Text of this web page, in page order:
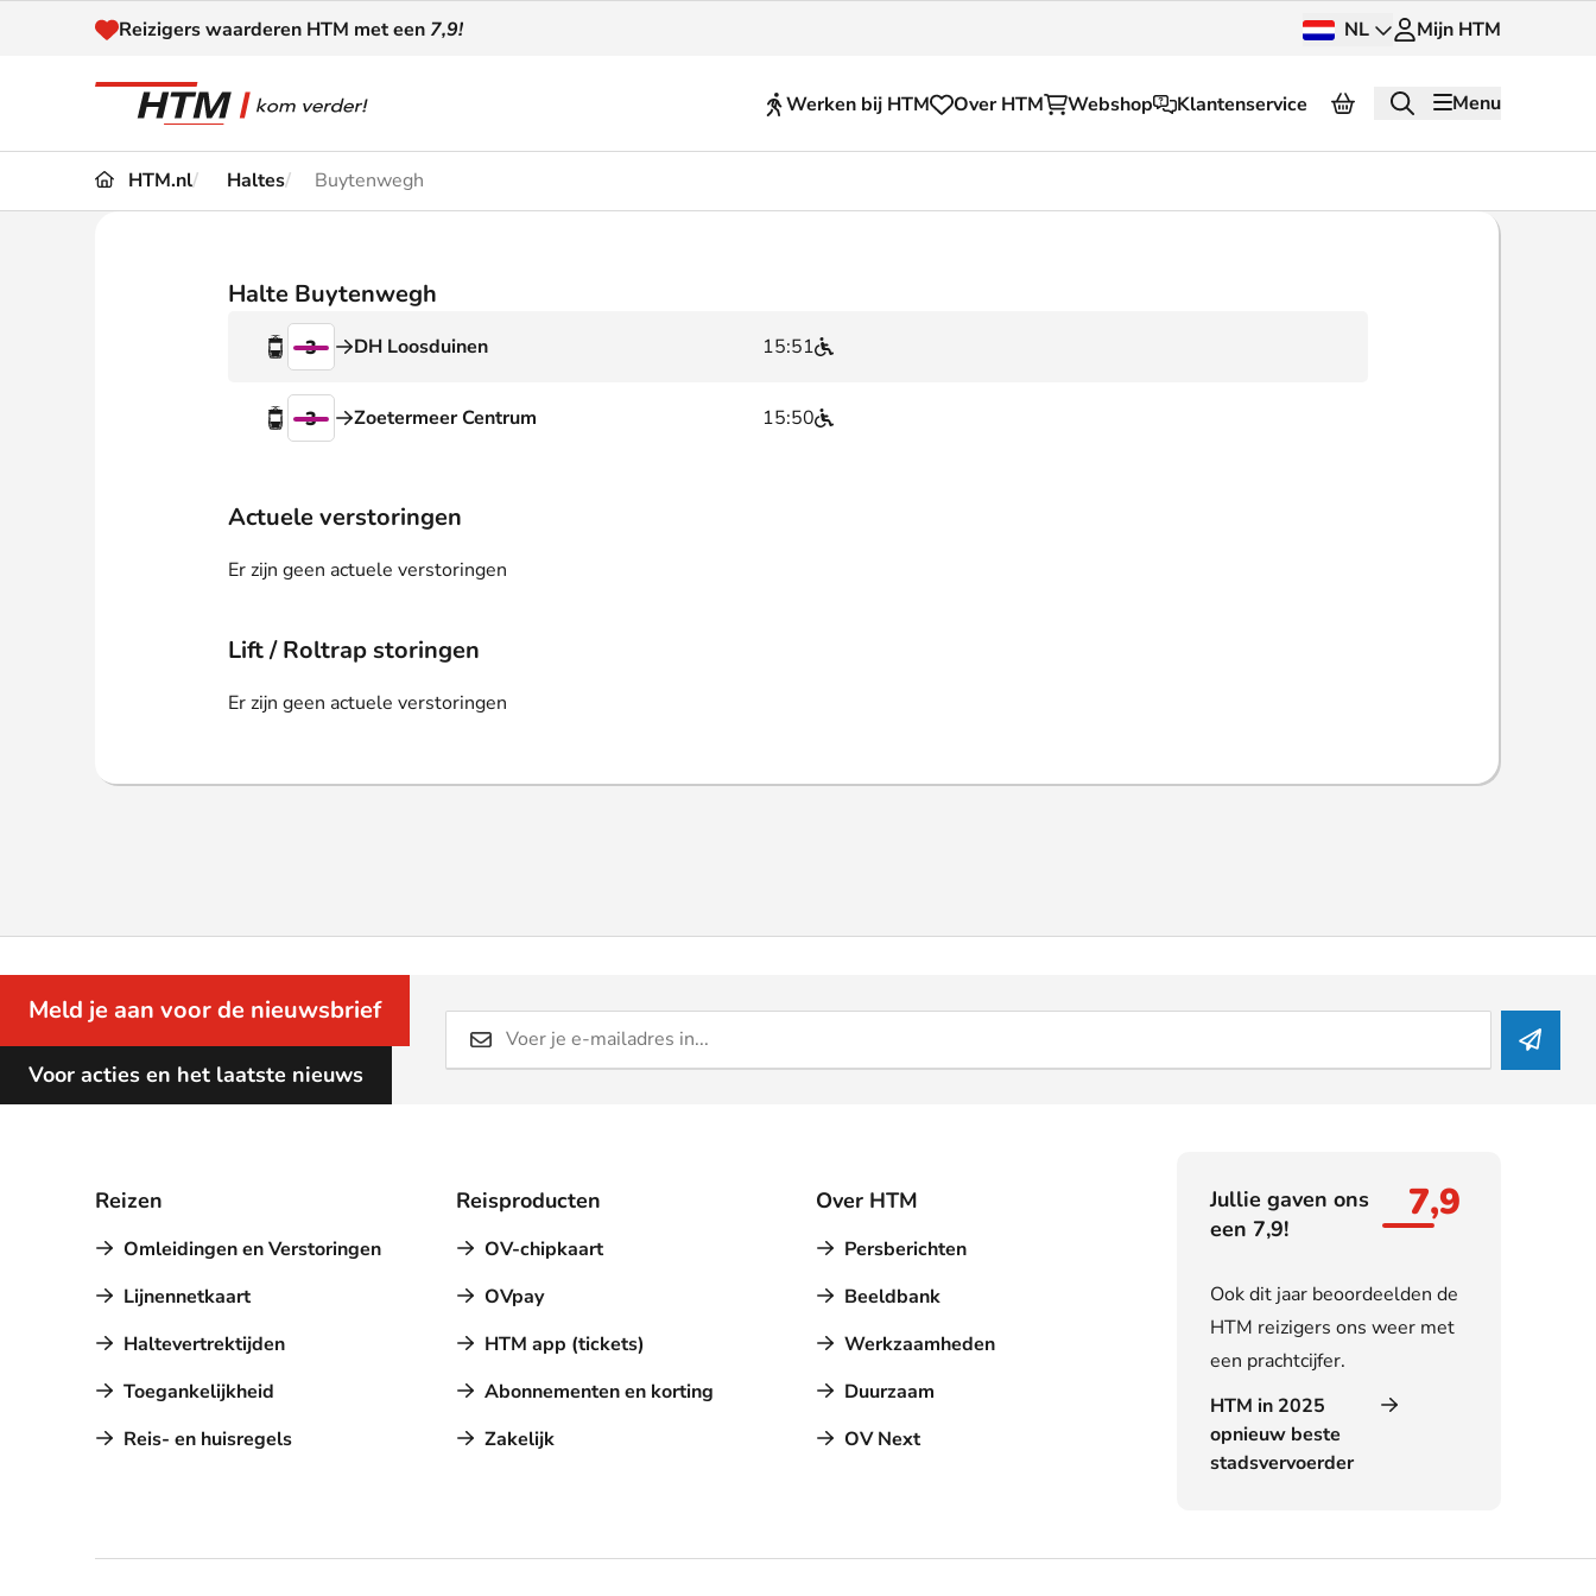
Naar inhoud
Reizigers waarderen HTM met een 7,9! NL Mijn HTM
Werken bij HTM Over HTM Webshop Klantenservice Menu
Omleidingen en
Klantenservice
Haagse Hopper
HTM.nl Haltes Buytenwegh
Halte Buytenwegh
3 15:51
DH Loosduinen
3 15:50
Zoetermeer Centrum
Actuele verstoringen
Er zijn geen actuele verstoringen
Lift / Roltrap storingen
Er zijn geen actuele verstoringen
Meld je aan voor de nieuwsbrief
Voor acties en het laatste nieuws
Reizen
Omleidingen en Verstoringen
Lijnennetkaart
Haltevertrektijden
Toegankelijkheid
Reis- en huisregels
Reisproducten
OV-chipkaart
OVpay
HTM app (tickets)
Abonnementen en korting
Zakelijk
Over HTM
Persberichten
Beeldbank
Werkzaamheden
Duurzaam
OV Next
Jullie gaven ons
een 7,9!
7,9
Ook dit jaar beoordeelden de
HTM reizigers ons weer met
een prachtcijfer.
HTM in 2025
opnieuw beste
stadsvervoerder